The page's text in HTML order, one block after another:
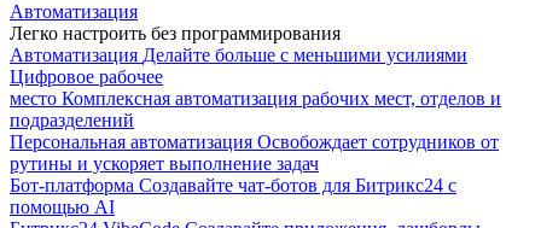
Автоматизация
Легко настроить без программирования
Автоматизация Делайте больше с меньшими усилиями
Цифровое рабочее
место Комплексная автоматизация рабочих мест, отделов и
подразделений
Персональная автоматизация Освобождает сотрудников от
рутины и ускоряет выполнение задач
Бот-платформа Создавайте чат-ботов для Битрикс24 с
помощью AI